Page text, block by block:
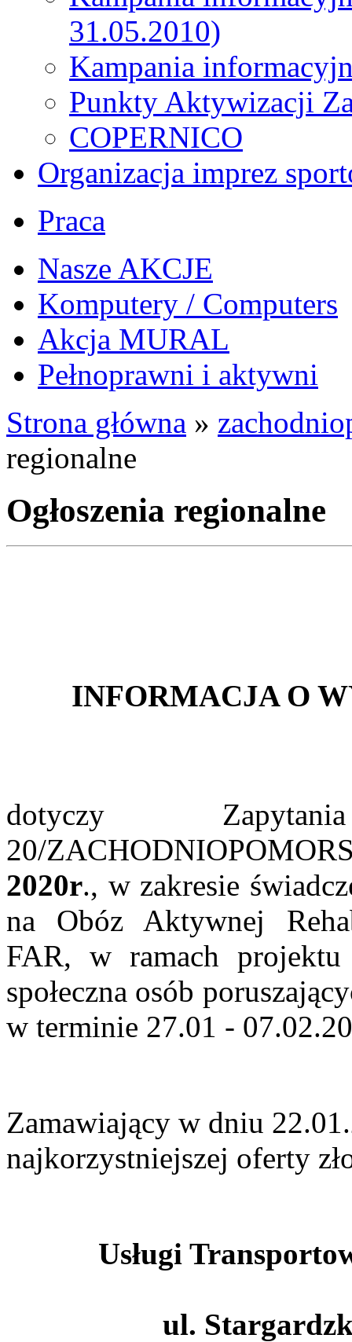
31.05.2010)
Kampania
Punkty Aktywizacji
COPERNICO
Organizacja imprez
Praca
Nasze AKCJE
Komputery / Computers
Akcja MURAL
Pełnoprawni i aktywni
Strona główna »
regionalne
Ogłoszenia regionalne
INFORMACJA O
dotyczy
20/
2020r., w zakresie
na Obóz Aktywnej
FAR, w ramach
społeczna osób
w terminie 27.01 -
Zamawiający w dniu
najkorzystniejszej oferty
Usługi
ul.